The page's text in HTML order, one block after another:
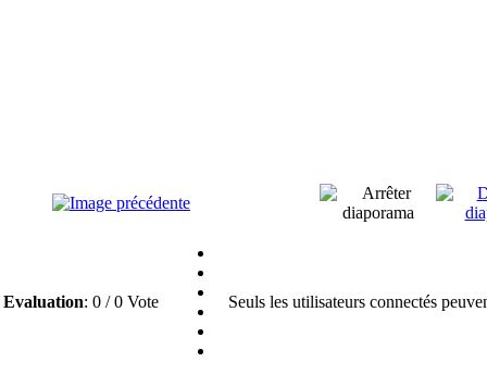
Evaluation: 0 / 0 Vote Seuls les utilisateurs connectés